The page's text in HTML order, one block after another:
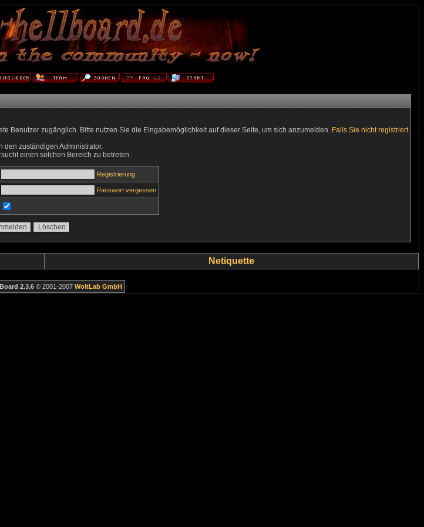
Benutzer zugänglich. Bitte nutzen Sie die Eingabemöglichkeit auf dieser Seite, um sich anzumelden. Falls Sie nicht registriert
den zuständigen Administrator.
einen solchen Bereich zu betreten.
Registrierung
Passwort vergessen
Netiquette
2.3.6 © 2001-2007 WoltLab GmbH